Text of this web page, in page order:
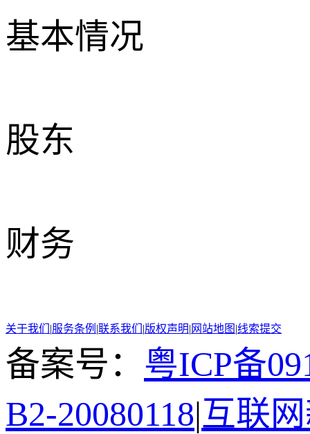
基本情况
股东
财务
关于我们 |服务条例 |联系我们 |版权声明| 网站地图 |线索提交
备案号： 粤ICP备
B2-20080118|互联